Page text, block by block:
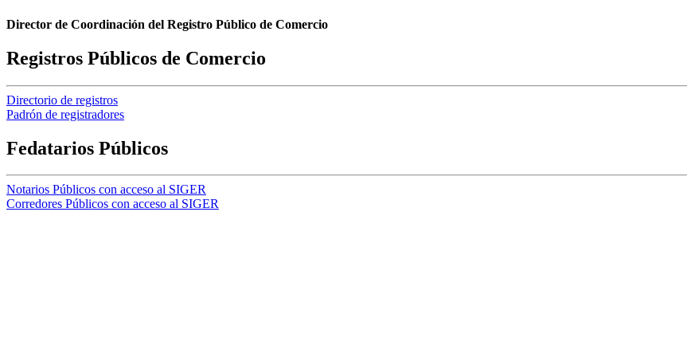
Director de Coordinación del Registro Público de Comercio
Registros Públicos de Comercio
Directorio de registros
Padrón de registradores
Fedatarios Públicos
Notarios Públicos con acceso al SIGER
Corredores Públicos con acceso al SIGER